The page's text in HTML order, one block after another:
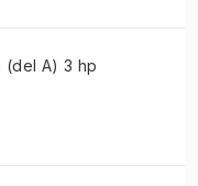
(del A) 3 hp